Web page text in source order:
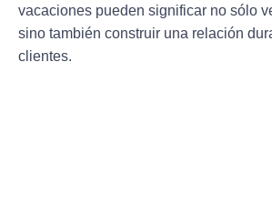
vacaciones pueden significar no sólo
sino también construir una relación
clientes.